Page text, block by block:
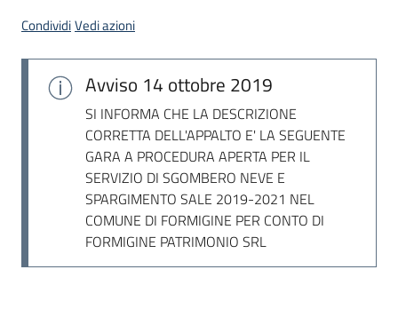
CondividiVedi azioni
Avviso 14 ottobre 2019
SI INFORMA CHE LA DESCRIZIONE
CORRETTA DELL'APPALTO E' LA SEGUENTE
GARA A PROCEDURA APERTA PER IL
SERVIZIO DI SGOMBERO NEVE E
SPARGIMENTO SALE 2019-2021 NEL
COMUNE DI FORMIGINE PER CONTO DI
FORMIGINE PATRIMONIO SRL